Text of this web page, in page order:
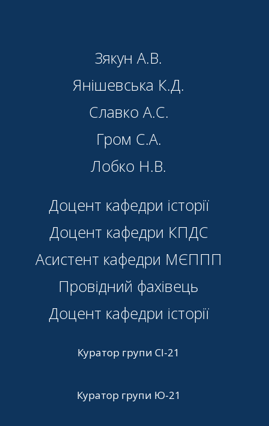
Зякун А.В.
Янішевська К.Д.
Славко А.С.
Гром С.А.
Лобко Н.В.
Доцент кафедри історії
Доцент кафедри КПДС
Асистент кафедри МЄППП
Провідний фахівець
Доцент кафедри історії
Куратор групи СІ-21
Куратор групи Ю-21